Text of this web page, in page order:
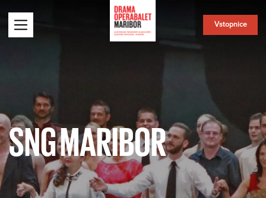
Vstopnice
SNG MARIBOR